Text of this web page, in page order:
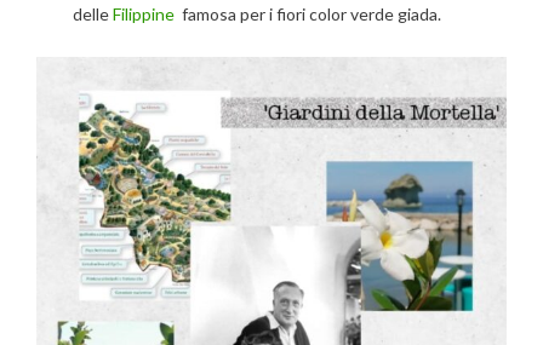
delleFilippine famosa per i fiori color verde giada.